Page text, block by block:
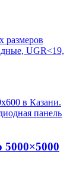
размеров
UGR<19,
в Казани.
панель
5000×5000